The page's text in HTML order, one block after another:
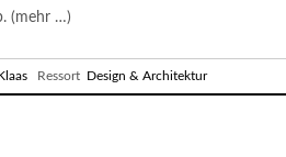
(mehr …)
Ressort Design & Architektur